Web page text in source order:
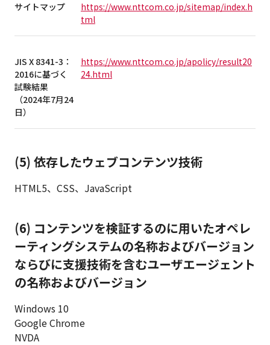
サイトマップ
https://www.nttcom.co.jp/sitemap/index.h
tml
JIS X 8341-3：
2016に基づく
試験結果
（2024年7月24
日）
https://www.nttcom.co.jp/apolicy/result20
24.html
(5) 依存したウェブコンテンツ技術
HTML5、CSS、JavaScript
(6) コンテンツを検証するのに用いたオペレ
ーティングシステムの名称およびバージョン
ならびに支援技術を含むユーザエージェント
の名称およびバージョン
Windows 10
Google Chrome
NVDA